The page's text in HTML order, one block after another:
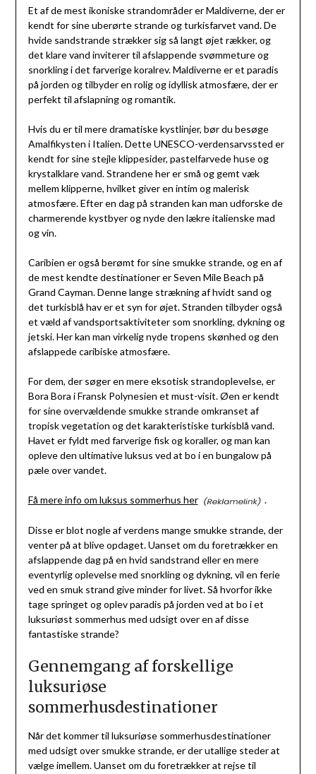
Et af de mest ikoniske strandområder er Maldiverne, der er
kendt for sine uberørte strande og turkisfarvet vand. De
hvide sandstrande strækker sig så langt øjet rækker, og
det klare vand inviterer til afslappende svømmeture og
snorkling i det farverige koralrev. Maldiverne er et paradis
på jorden og tilbyder en rolig og idyllisk atmosfære, der er
perfekt til afslapning og romantik.
Hvis du er til mere dramatiske kystlinjer, bør du besøge
Amalfikysten i Italien. Dette UNESCO-verdensarvssted er
kendt for sine stejle klippesider, pastelfarvede huse og
krystalklare vand. Strandene her er små og gemt væk
mellem klipperne, hvilket giver en intim og malerisk
atmosfære. Efter en dag på stranden kan man udforske de
charmerende kystbyer og nyde den lækre italienske mad
og vin.
Caribien er også berømt for sine smukke strande, og en af
de mest kendte destinationer er Seven Mile Beach på
Grand Cayman. Denne lange strækning af hvidt sand og
det turkisblå hav er et syn for øjet. Stranden tilbyder også
et væld af vandsportsaktiviteter som snorkling, dykning og
jetski. Her kan man virkelig nyde tropens skønhed og den
afslappede caribiske atmosfære.
For dem, der søger en mere eksotisk strandoplevelse, er
Bora Bora i Fransk Polynesien et must-visit. Øen er kendt
for sine overvældende smukke strande omkranset af
tropisk vegetation og det karakteristiske turkisblå vand.
Havet er fyldt med farverige fisk og koraller, og man kan
opleve den ultimative luksus ved at bo i en bungalow på
pæle over vandet.
Få mere info om luksus sommerhus her .
Disse er blot nogle af verdens mange smukke strande, der
venter på at blive opdaget. Uanset om du foretrækker en
afslappende dag på en hvid sandstrand eller en mere
eventyrlig oplevelse med snorkling og dykning, vil en ferie
ved en smuk strand give minder for livet. Så hvorfor ikke
tage springet og oplev paradis på jorden ved at bo i et
luksuriøst sommerhus med udsigt over en af disse
fantastiske strande?
Gennemgang af forskellige
luksuriøse
sommerhusdestinationer
Når det kommer til luksuriøse sommerhusdestinationer
med udsigt over smukke strande, er der utallige steder at
vælge imellem. Uanset om du foretrækker at rejse til